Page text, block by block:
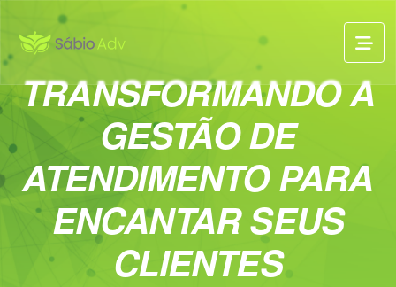
TRANSFORMANDO A
GESTÃO DE
ATENDIMENTO PARA
ENCANTAR SEUS
CLIENTES